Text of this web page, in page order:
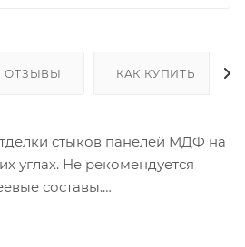
ОТЗЫВЫ КАК КУПИТЬ
стыков панелей МДФ на
углах. Не рекомендуется
составы.